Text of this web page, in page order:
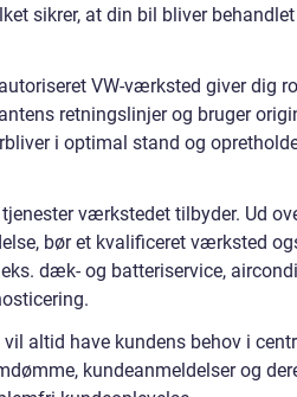
sikrer, at din bil bliver
VW-værksted giver dig
retningslinjer og bruger
i optimal stand og
værkstedet tilbyder. Ud
bør et kvalificeret værksted
dæk- og batteriservice,
altid have kundens behov i
kundeanmeldelser og